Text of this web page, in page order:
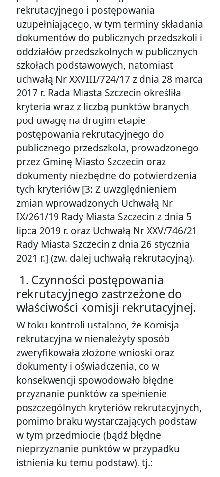
rekrutacyjnego i postępowania
uzupełniającego, w tym terminy składania
dokumentów do publicznych przedszkoli i
oddziałów przedszkolnych w publicznych
szkołach podstawowych, natomiast
uchwałą Nr XXVIII/724/17 z dnia 28 marca
2017 r. Rada Miasta Szczecin określiła
kryteria wraz z liczbą punktów branych
pod uwagę na drugim etapie
postępowania rekrutacyjnego do
publicznego przedszkola, prowadzonego
przez Gminę Miasto Szczecin oraz
dokumenty niezbędne do potwierdzenia
tych kryteriów [3: Z uwzględnieniem
zmian wprowadzonych Uchwałą Nr
IX/261/19 Rady Miasta Szczecin z dnia 5
lipca 2019 r. oraz Uchwałą Nr XXV/746/21
Rady Miasta Szczecin z dnia 26 stycznia
2021 r.] (zw. dalej uchwałą rekrutacyjną).
1. Czynności postępowania
rekrutacyjnego zastrzeżone do
właściwości komisji rekrutacyjnej.
W toku kontroli ustalono, że Komisja
rekrutacyjna w nienależyty sposób
zweryfikowała złożone wnioski oraz
dokumenty i oświadczenia, co w
konsekwencji spowodowało błędne
przyznanie punktów za spełnienie
poszczególnych kryteriów rekrutacyjnych,
pomimo braku wystarczających podstaw
w tym przedmiocie (bądź błędne
nieprzyznanie punktów w przypadku
istnienia ku temu podstaw), tj.: